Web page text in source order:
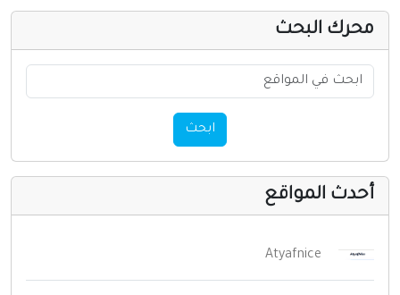
البحث
المواقع
Atyafnice